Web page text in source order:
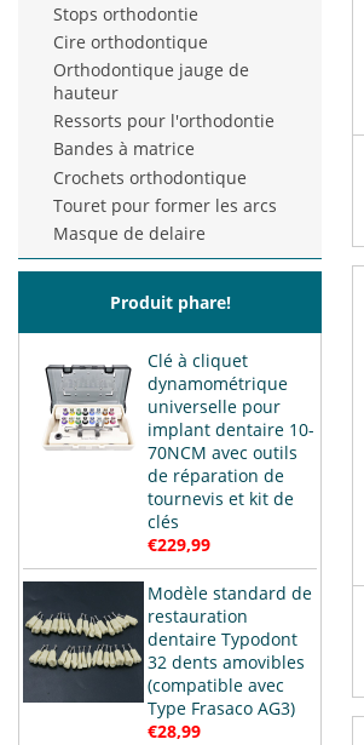
Stops orthodontie
Cire orthodontique
Orthodontique jauge de
hauteur
Ressorts pour l'orthodontie
Bandes à matrice
Crochets orthodontique
Touret pour former les arcs
Masque de delaire
Produit phare!
Clé à cliquet
dynamométrique
universelle pour
implant dentaire 10-
70NCM avec outils
de réparation de
tournevis et kit de
clés
€229,99
Modèle standard de
restauration
dentaire Typodont
32 dents amovibles
(compatible avec
Type Frasaco AG3)
€28,99